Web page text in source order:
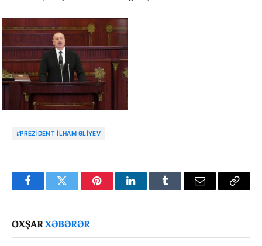
#PREZIDENT İLHAM ƏLIYEV
FacebookTwitter PinterestLinkedInTumblr Email
Copy
OXŞARXƏBƏRƏR